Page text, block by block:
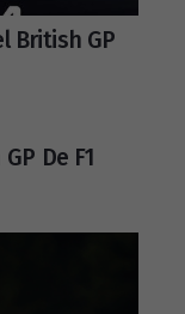
British GP
De F1